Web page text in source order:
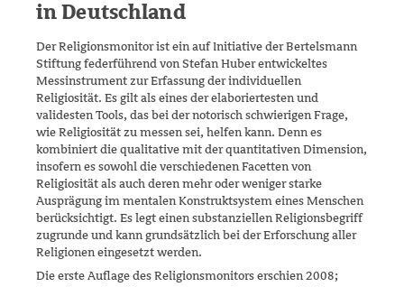
in Deutschland
Der Religionsmonitor ist ein auf Initiative der Bertelsmann
Stiftung feder­führend von Stefan Huber entwickeltes
Messinstrument zur Erfassung der individuellen
Religiosität. Es gilt als eines der elaborier­testen und
validesten Tools, das bei der notorisch schwierigen Frage,
wie Religiosität zu messen sei, helfen kann. Denn es
kombiniert die qualitative mit der quantitativen Dimension,
insofern es sowohl die verschiedenen Facetten von
Religiosität als auch deren mehr oder weni­ger starke
Ausprägung im mentalen Konstruktsystem eines Menschen
berücksichtigt. Es legt einen substanziellen Religionsbegriff
zugrunde und kann grundsätzlich bei der Erforschung aller
Religionen eingesetzt werden.
Die erste Auflage des Religionsmonitors erschien 2008;